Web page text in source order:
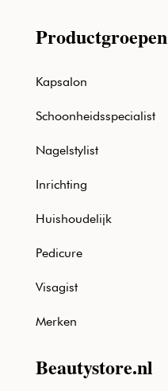
Productgroepen
Kapsalon
Schoonheidsspecialist
Nagelstylist
Inrichting
Huishoudelijk
Pedicure
Visagist
Merken
Beautystore.nl